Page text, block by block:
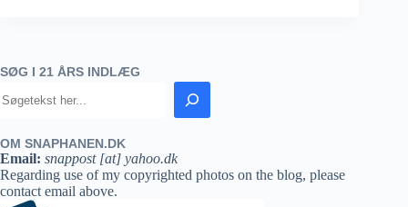
SØG I 21 ÅRS INDLÆG
OM SNAPHANEN.DK
Email: snappost [at] yahoo.dk
Regarding use of my copyrighted photos on the blog, please
contact email above.